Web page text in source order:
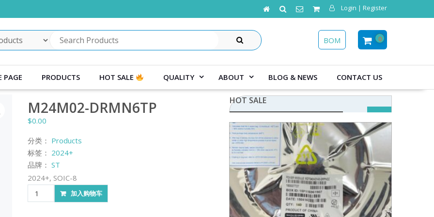
Login | Register
SEARCH
0
BOM
PAGE PRODUCTS HOT SALE QUALITY ABOUT BLOG & NEWS CONTACT US
M24M02-DRMN6TP
$0.00
分类： Products
标签： 2024+
品牌：ST
2024+, SOIC-8
M24M02-
DRMN6TP
加入购物车
HOT SALE